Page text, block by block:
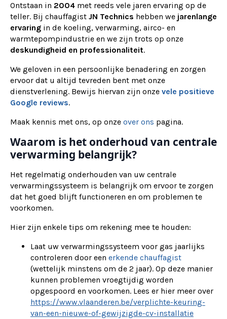
Ontstaan in 2004 met reeds vele jaren ervaring op de
teller. Bij chauffagist JN Technics hebben we jarenlange
ervaring in de koeling, verwarming, airco- en
warmtepompindustrie en we zijn trots op onze
deskundigheid en professionaliteit.
We geloven in een persoonlijke benadering en zorgen
ervoor dat u altijd tevreden bent met onze
dienstverlening. Bewijs hiervan zijn onze vele positieve
Google reviews.
Maak kennis met ons, op onze over ons pagina.
Waarom is het onderhoud van centrale
verwarming belangrijk?
Het regelmatig onderhouden van uw centrale
verwarmingssysteem is belangrijk om ervoor te zorgen
dat het goed blijft functioneren en om problemen te
voorkomen.
Hier zijn enkele tips om rekening mee te houden:
Laat uw verwarmingssysteem voor gas jaarlijks
controleren door een erkende chauffagist
(wettelijk minstens om de 2 jaar). Op deze manier
kunnen problemen vroegtijdig worden
opgespoord en voorkomen. Lees er hier meer over
https://www.vlaanderen.be/verplichte-keuring-
van-een-nieuwe-of-gewijzigde-cv-installatie